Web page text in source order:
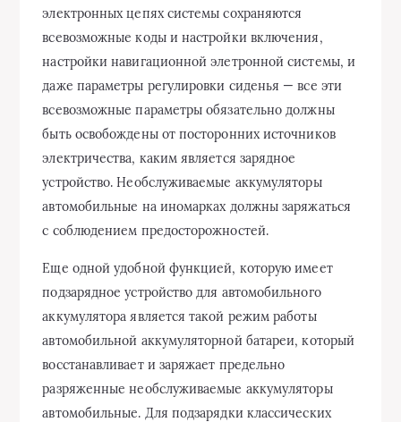
электронных цепях системы сохраняются
всевозможные коды и настройки включения,
настройки навигационной элетронной системы, и
даже параметры регулировки сиденья — все эти
всевозможные параметры обязательно должны
быть освобождены от посторонних источников
электричества, каким является зарядное
устройство. Необслуживаемые аккумуляторы
автомобильные на иномарках должны заряжаться
с соблюдением предосторожностей.
Еще одной удобной функцией, которую имеет
подзарядное устройство для автомобильного
аккумулятора является такой режим работы
автомобильной аккумуляторной батареи, который
восстанавливает и заряжает предельно
разряженные необслуживаемые аккумуляторы
автомобильные. Для подзарядки классических